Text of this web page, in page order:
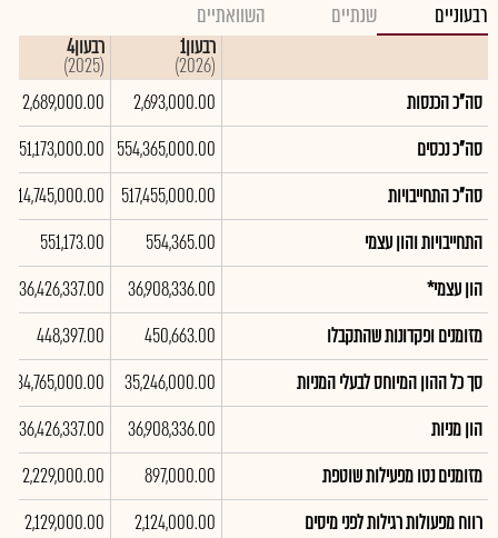
רבעוניים שנתיים השוואתיים
רבעון1
(2026)
רבעון4
(2025)
סה"כ הכנסות
2,693,000.00
2,689,000.00
סה"כ נכסים
554,365,000.00
551,173,000.00
סה"כ התחייבויות
517,455,000.00
514,745,000.00
התחייבויות והון עצמי
554,365.00
551,173.00
הון עצמי*
36,908,336.00
36,426,337.00
מזומנים ופקדונות שהתקבלו
450,663.00
448,397.00
סך כל ההון המיוחס לבעלי המניות
35,246,000.00
34,765,000.00
הון מניות
36,908,336.00
36,426,337.00
מזומנים נטו מפעילות שוטפת
897,000.00
2,229,000.00
רווח מפעולות רגילות לפני מיסים
2,124,000.00
2,129,000.00